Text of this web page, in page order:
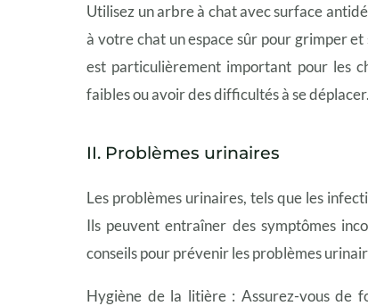
Utilisez un arbre à chat avec surface
à votre chat un espace sûr pour grimper
est particulièrement important pour les
faibles ou avoir des difficultés à se déplacer.
II. Problèmes urinaires
Les problèmes urinaires, tels que les
Ils peuvent entraîner des symptômes
conseils pour prévenir les problèmes
Hygiène de la litière : Assurez-vous de